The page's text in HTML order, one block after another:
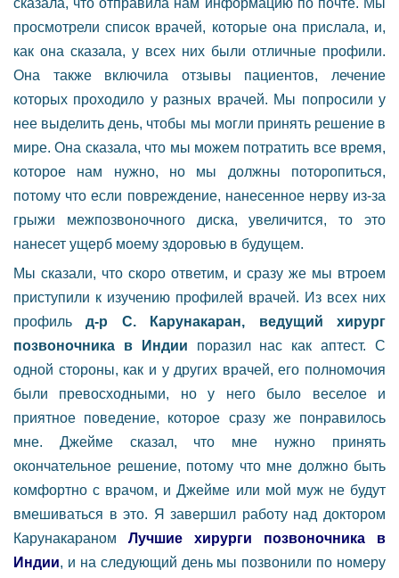
сказала, что отправила нам информацию по почте. Мы
просмотрели список врачей, которые она прислала, и,
как она сказала, у всех них были отличные профили.
Она также включила отзывы пациентов, лечение
которых проходило у разных врачей. Мы попросили у
нее выделить день, чтобы мы могли принять решение в
мире. Она сказала, что мы можем потратить все время,
которое нам нужно, но мы должны поторопиться,
потому что если повреждение, нанесенное нерву из-за
грыжи межпозвоночного диска, увеличится, то это
нанесет ущерб моему здоровью в будущем.
Мы сказали, что скоро ответим, и сразу же мы втроем
приступили к изучению профилей врачей. Из всех них
профильд-р С. Карунакаран, ведущий хирург
позвоночника в Индии поразил нас как аптест. С
одной стороны, как и у других врачей, его полномочия
были превосходными, но у него было веселое и
приятное поведение, которое сразу же понравилось
мне. Джейме сказал, что мне нужно принять
окончательное решение, потому что мне должно быть
комфортно с врачом, и Джейме или мой муж не будут
вмешиваться в это. Я завершил работу над доктором
Карунакараном Лучшие хирурги позвоночника в
Индии, и на следующий день мы позвонили по номеру